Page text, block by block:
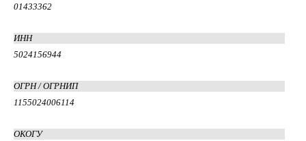
01433362
ИНН
5024156944
ОГРН / ОГРНИП
1155024006114
ОКОГУ